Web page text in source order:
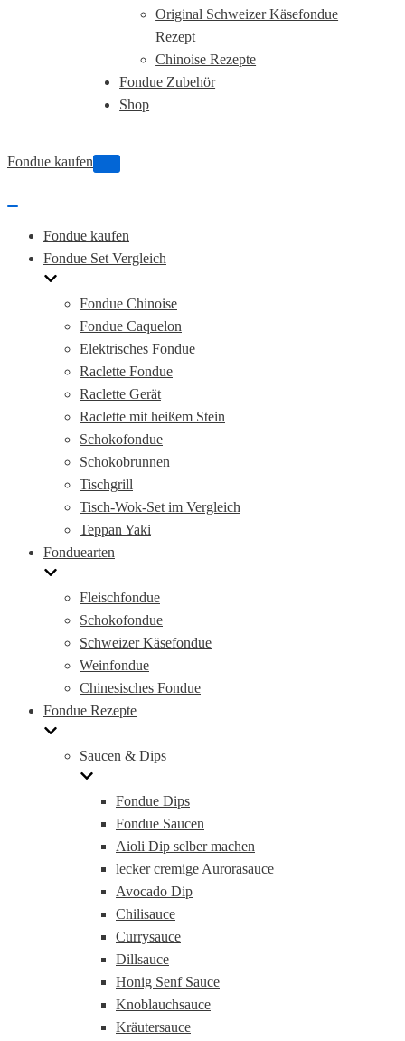
Original Schweizer Käsefondue
Rezept
Chinoise Rezepte
Fondue Zubehör
Shop
Fondue kaufen
Navigations-
Fondue kaufen
Fondue Set Vergleich
Fondue Chinoise
Fondue Caquelon
Elektrisches Fondue
Raclette Fondue
Raclette Gerät
Raclette mit heißem Stein
Schokofondue
Schokobrunnen
Tischgrill
Tisch-Wok-Set im Vergleich
Teppan Yaki
Fonduearten
Fleischfondue
Schokofondue
Schweizer Käsefondue
Weinfondue
Chinesisches Fondue
Fondue Rezepte
Saucen & Dips
Fondue Dips
Fondue Saucen
Aioli Dip selber machen
lecker cremige Aurorasauce
Avocado Dip
Chilisauce
Currysauce
Dillsauce
Honig Senf Sauce
Knoblauchsauce
Kräutersauce